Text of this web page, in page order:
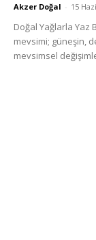
Akzer Doğal - 15
Doğal Yağlarla Yaz
mevsimi; güneşin,
mevsimsel